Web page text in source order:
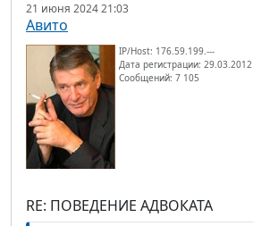
21 июня 2024 21:03
Авито
IP/Host: 176.59.199.---
Дата регистрации: 29.03.2012
Сообщений: 7 105
RE: ПОВЕДЕНИЕ АДВОКАТА